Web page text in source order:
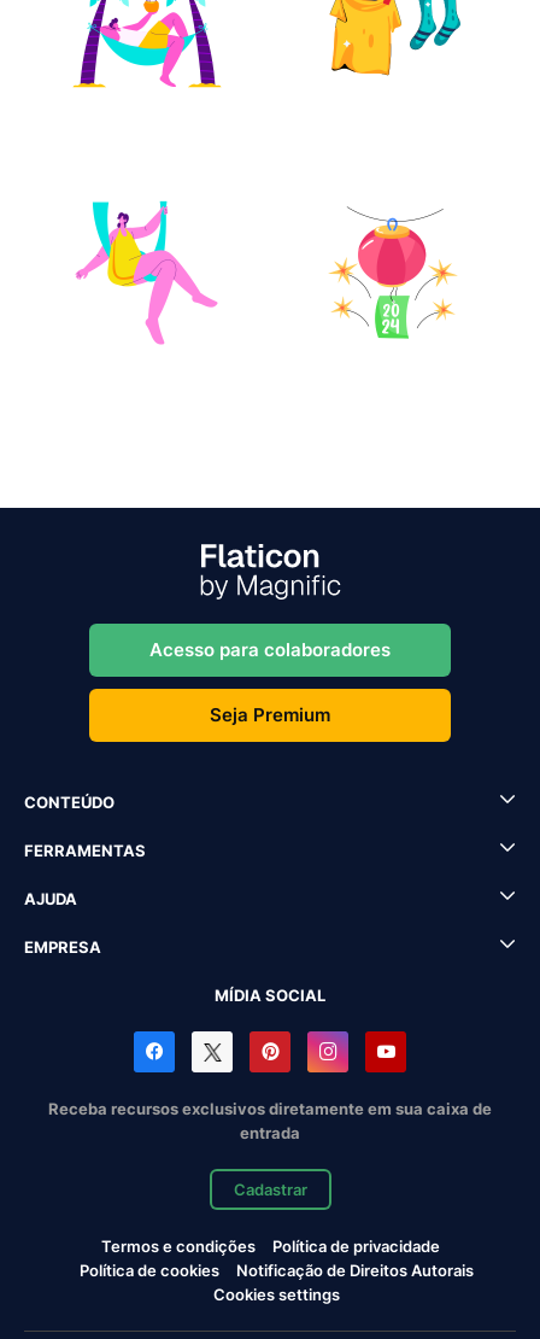
Acesso para colaboradores
Seja Premium
CONTEÚDO
FERRAMENTAS
AJUDA
EMPRESA
MÍDIA SOCIAL
Receba recursos exclusivos diretamente em sua caixa de
entrada
Cadastrar
Termos e condições
Política de privacidade
Política de cookies
Notificação de Direitos Autorais
Cookies settings